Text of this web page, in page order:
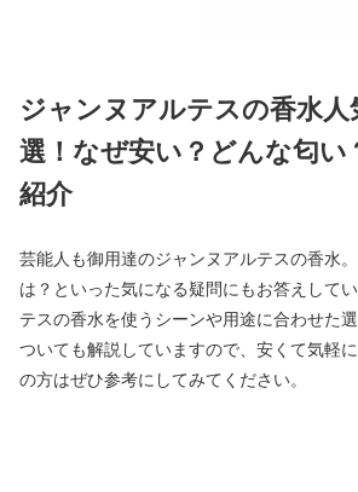
ジャンヌアルテスの香水人
選！なぜ安い？どんな匂い
紹介
芸能人も御用達のジャンヌアルテスの香水
は？といった気になる疑問にもお答えして
テスの香水を使うシーンや用途に合わせた
ついても解説していますので、安くて気軽
の方はぜひ参考にしてみてください。